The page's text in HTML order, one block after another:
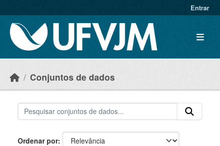
Entrar
Conjuntos de dados
Ordenar por